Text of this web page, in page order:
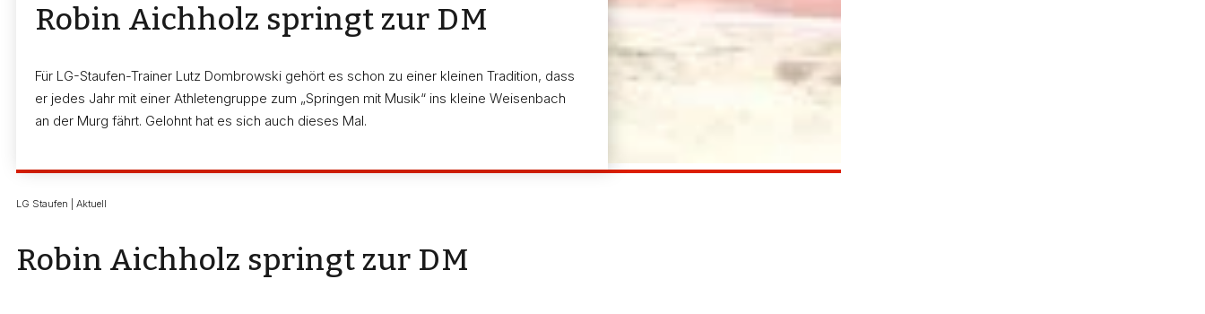
Robin Aichholz springt zur DM
Für LG-Staufen-Trainer Lutz Dombrowski gehört es schon zu einer kleinen Tradition, dass
er jedes Jahr mit einer Athletengruppe zum „Springen mit Musik“ ins kleine Weisenbach
an der Murg fährt. Gelohnt hat es sich auch dieses Mal.
LG Staufen | Aktuell
Robin Aichholz springt zur DM